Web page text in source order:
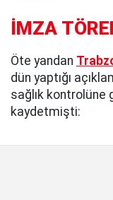
İMZA
Öte yandan
dün yaptığı
sağlık kontrolüne
kaydetmişti: